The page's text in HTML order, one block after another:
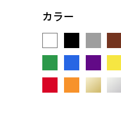
カラー